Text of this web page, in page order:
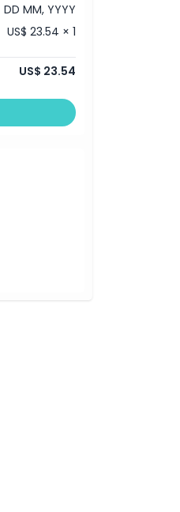
DD MM, YYYY
US$ 23.54 × 1
US$ 23.54